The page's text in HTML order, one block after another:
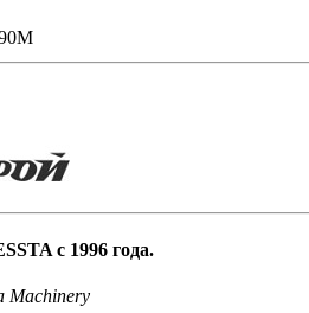
с 1996 года.
Machinery